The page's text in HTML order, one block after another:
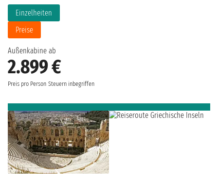
Außenkabine ab
2.899 €
Preis pro Person Steuern inbegriffen
Einzelheiten
Preise